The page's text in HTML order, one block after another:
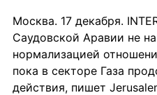
Москва. 17 декабря.
Саудовской Аравии не
нормализацией
пока в секторе Газа
действия, пишет